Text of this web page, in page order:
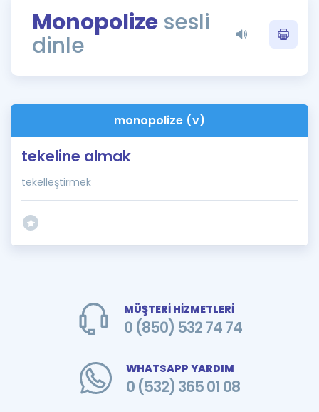
ÖSYM Sınav Takvimi
Kampanyalar
İngilizce Gramer
Monopolize sesli
dinle
monopolize (v)
tekeline almak
tekelleştirmek
MÜŞTERİ HİZMETLERİ
0 (850) 532 74 74
WHATSAPP YARDIM
0 (532) 365 01 08